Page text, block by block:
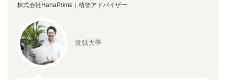
株式会社HanaPrime｜植物アドバイザー
覚張大季